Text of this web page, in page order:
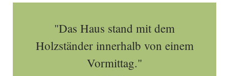
"Das Haus stand mit dem
Holzständer innerhalb von einem
Vormittag."